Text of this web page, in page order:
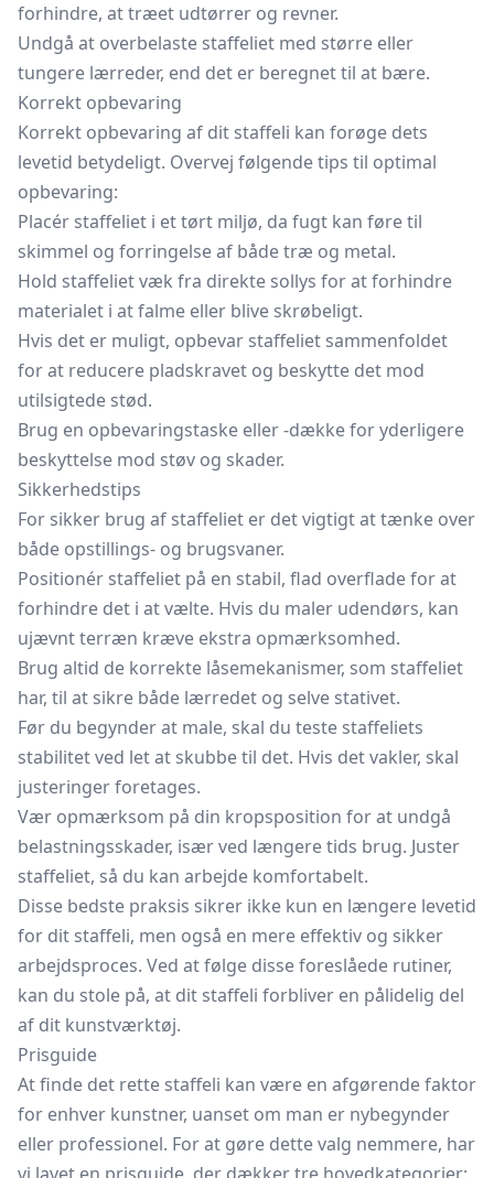
forhindre, at træet udtørrer og revner.
Undgå at overbelaste staffeliet med større eller
tungere lærreder, end det er beregnet til at bære.
Korrekt opbevaring
Korrekt opbevaring af dit staffeli kan forøge dets
levetid betydeligt. Overvej følgende tips til optimal
opbevaring:
Placér staffeliet i et tørt miljø, da fugt kan føre til
skimmel og forringelse af både træ og metal.
Hold staffeliet væk fra direkte sollys for at forhindre
materialet i at falme eller blive skrøbeligt.
Hvis det er muligt, opbevar staffeliet sammenfoldet
for at reducere pladskravet og beskytte det mod
utilsigtede stød.
Brug en opbevaringstaske eller -dække for yderligere
beskyttelse mod støv og skader.
Sikkerhedstips
For sikker brug af staffeliet er det vigtigt at tænke over
både opstillings- og brugsvaner.
Positionér staffeliet på en stabil, flad overflade for at
forhindre det i at vælte. Hvis du maler udendørs, kan
ujævnt terræn kræve ekstra opmærksomhed.
Brug altid de korrekte låsemekanismer, som staffeliet
har, til at sikre både lærredet og selve stativet.
Før du begynder at male, skal du teste staffeliets
stabilitet ved let at skubbe til det. Hvis det vakler, skal
justeringer foretages.
Vær opmærksom på din kropsposition for at undgå
belastningsskader, især ved længere tids brug. Juster
staffeliet, så du kan arbejde komfortabelt.
Disse bedste praksis sikrer ikke kun en længere levetid
for dit staffeli, men også en mere effektiv og sikker
arbejdsproces. Ved at følge disse foreslåede rutiner,
kan du stole på, at dit staffeli forbliver en pålidelig del
af dit kunstværktøj.
Prisguide
At finde det rette staffeli kan være en afgørende faktor
for enhver kunstner, uanset om man er nybegynder
eller professionel. For at gøre dette valg nemmere, har